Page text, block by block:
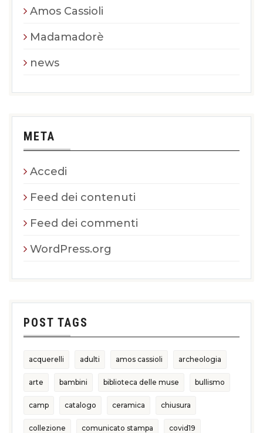
Amos Cassioli
Madamadorè
news
META
Accedi
Feed dei contenuti
Feed dei commenti
WordPress.org
POST TAGS
acquerelli adulti amos cassioli archeologia
arte bambini biblioteca delle muse bullismo
camp catalogo ceramica chiusura
collezione comunicato stampa covid19